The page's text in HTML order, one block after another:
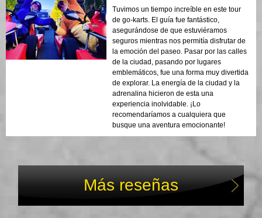
Tuvimos un tiempo increíble en este tour
de go-karts. El guía fue fantástico,
asegurándose de que estuviéramos
seguros mientras nos permitía disfrutar de
la emoción del paseo. Pasar por las calles
de la ciudad, pasando por lugares
emblemáticos, fue una forma muy divertida
de explorar. La energía de la ciudad y la
adrenalina hicieron de esta una
experiencia inolvidable. ¡Lo
recomendaríamos a cualquiera que
busque una aventura emocionante!
Más reseñas